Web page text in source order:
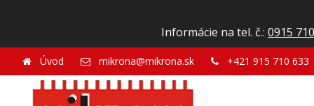
Informácie na tel. č.: 0915
Úvod mikrona@mikrona.sk +421 915 710 633